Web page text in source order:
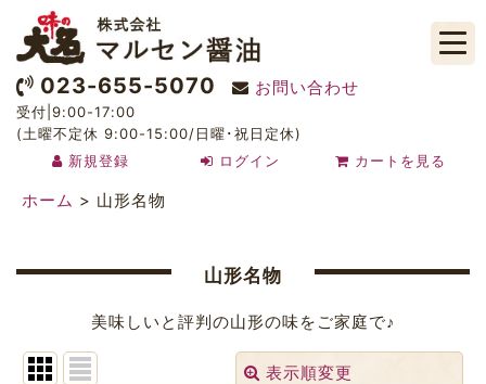
023-655-5070 お問い合わせ
受付|9:00-17:00
(土曜不定休 9:00-15:00/日曜･祝日定休)
新規登録
ログイン カートを見る
ホーム > 山形名物
山形名物
美味しいと評判の山形の味をご家庭で♪
表示順変更